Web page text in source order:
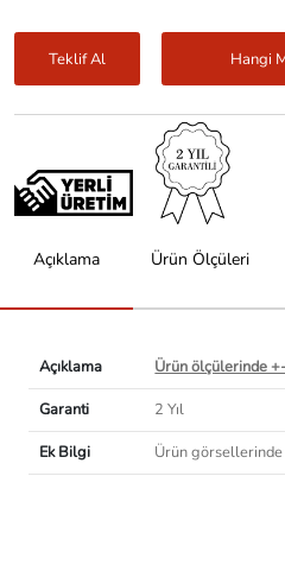
Teklif Al Hangi
Açıklama Ürün Ölçüleri
Açıklama
Ürün ölçülerinde
Garanti
2 Yıl
Ek Bilgi
Ürün